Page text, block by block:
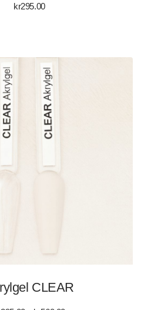
kr295.00
CLEAR